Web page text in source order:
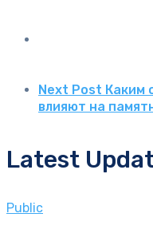
Next Post Каким
влияют на
Latest
Public